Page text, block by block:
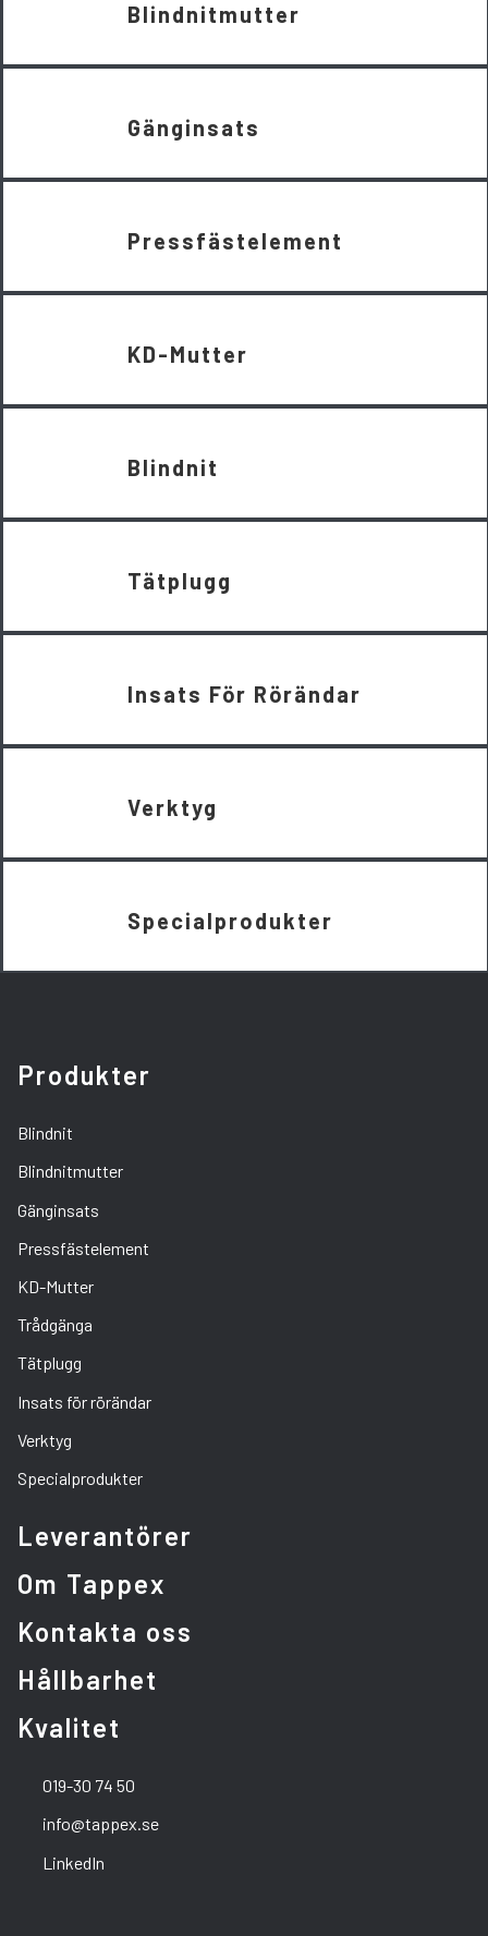
Blindnitmutter
Gänginsats
Pressfästelement
KD-Mutter
Blindnit
Tätplugg
Insats För Rörändar
Verktyg
Specialprodukter
Produkter
Blindnit
Blindnitmutter
Gänginsats
Pressfästelement
KD-Mutter
Trådgänga
Tätplugg
Insats för rörändar
Verktyg
Specialprodukter
Leverantörer
Om Tappex
Kontakta oss
Hållbarhet
Kvalitet
019-30 74 50
info@tappex.se
LinkedIn